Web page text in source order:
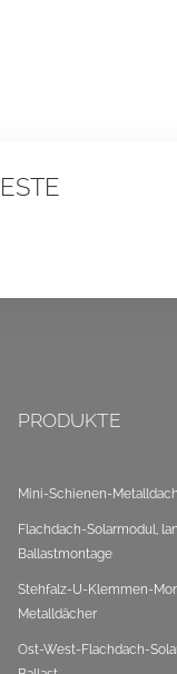
PRODUKTE
Mini-Schienen-
Flachdach-Solarmodul,
Ballastmontage
Stehfalz-U-Klemmen-
Metalldächer
Ost-West-Flachdach-